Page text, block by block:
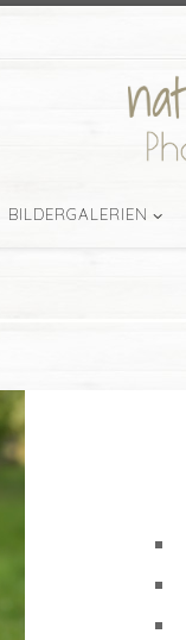
BILDERGALERIEN